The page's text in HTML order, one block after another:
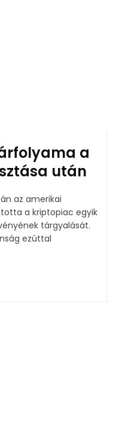
a
után
az amerikai
a kriptopiac egyik
tárgyalását.
ezúttal